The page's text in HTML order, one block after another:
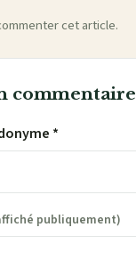
cet article.
commentaire
*
publiquement)